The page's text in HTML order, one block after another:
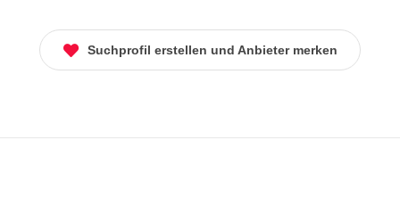
Suchprofil erstellen und Anbieter merken